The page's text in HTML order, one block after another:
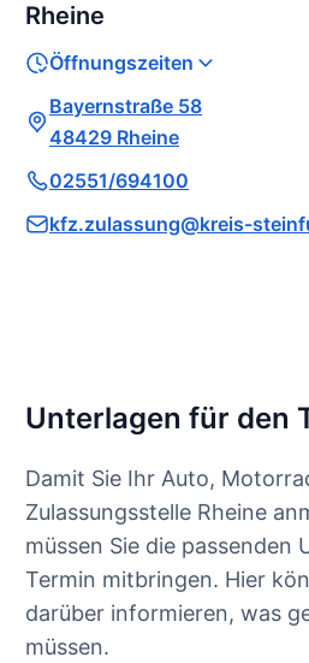
Rheine
Öffnungszeiten
Bayernstraße 58
48429 Rheine
02551/694100
kfz.zulassung@kreis-
Unterlagen für den
Damit Sie Ihr Auto,
Zulassungsstelle Rheine
müssen Sie die passenden
Termin mitbringen. Hier
darüber informieren, was
müssen.